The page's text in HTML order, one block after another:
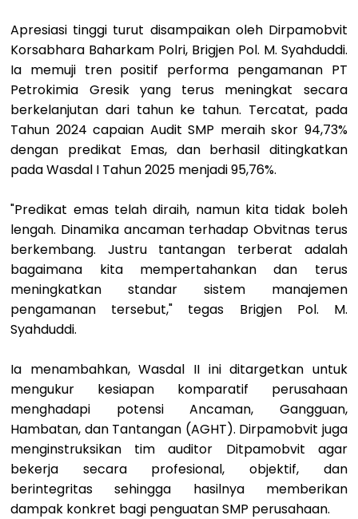
Apresiasi tinggi turut disampaikan oleh Dirpamobvit
Korsabhara Baharkam Polri, Brigjen Pol. M. Syahduddi.
Ia memuji tren positif performa pengamanan PT
Petrokimia Gresik yang terus meningkat secara
berkelanjutan dari tahun ke tahun. Tercatat, pada
Tahun 2024 capaian Audit SMP meraih skor 94,73%
dengan predikat Emas, dan berhasil ditingkatkan
pada Wasdal I Tahun 2025 menjadi 95,76%.
"Predikat emas telah diraih, namun kita tidak boleh
lengah. Dinamika ancaman terhadap Obvitnas terus
berkembang. Justru tantangan terberat adalah
bagaimana kita mempertahankan dan terus
meningkatkan standar sistem manajemen
pengamanan tersebut," tegas Brigjen Pol. M.
Syahduddi.
Ia menambahkan, Wasdal II ini ditargetkan untuk
mengukur kesiapan komparatif perusahaan
menghadapi potensi Ancaman, Gangguan,
Hambatan, dan Tantangan (AGHT). Dirpamobvit juga
menginstruksikan tim auditor Ditpamobvit agar
bekerja secara profesional, objektif, dan
berintegritas sehingga hasilnya memberikan
dampak konkret bagi penguatan SMP perusahaan.